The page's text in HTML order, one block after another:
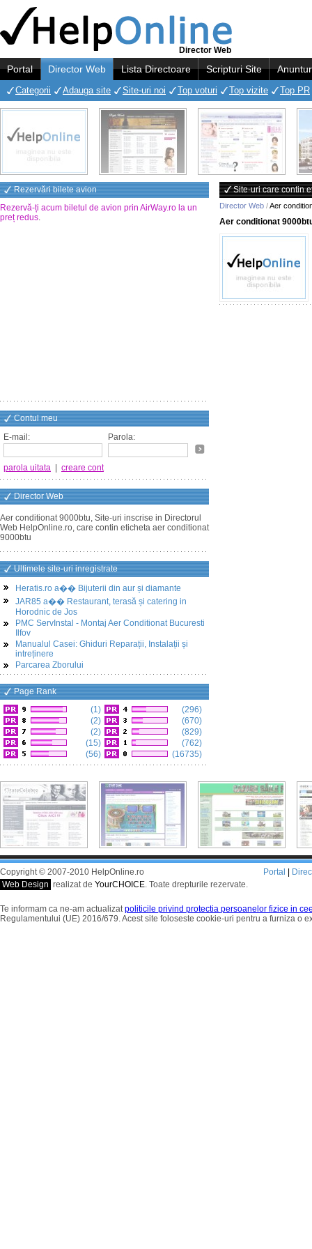
Director Web
Portal Director Web Lista Directoare Scripturi Site
Categorii Adauga site Site-uri noi Top voturi Top vizite Top PR
Rezervări bilete avion
Rezervă-ți acum biletul de avion prin AirWay.ro la un
preț redus.
Contul meu
E-mail:
Parola:
parola uitata creare cont
Director Web
Aer conditionat 9000btu, Site-uri inscrise in Directorul
Web HelpOnline.ro, care contin eticheta aer conditionat
9000btu
Ultimele site-uri inregistrate
Heratis.ro a�� Bijuterii din aur și diamante
JAR85 a�� Restaurant, terasă și catering in
Horodnic de Jos
PMC ServInstal - Montaj Aer Conditionat Bucuresti
Ilfov
Manualul Casei: Ghiduri Reparații, Instalații și
intreținere
Parcarea Zborului
Page Rank
(1)
(2)
(2)
(15)
(56)
(296)
(670)
(829)
(762)
(16735)
Site-uri care contin
Director Web /Aer
Aer conditionat
Copyright © 2007-2010 HelpOnline.ro
Web Design realizat de YourCHOICE. Toate drepturile rezervate.
Portal
Te informam ca ne-am actualizatpoliticile privind protectia persoanelor fizice in
Regulamentului (UE) 2016/679. Acest site foloseste cookie-uri pentru a furniza o